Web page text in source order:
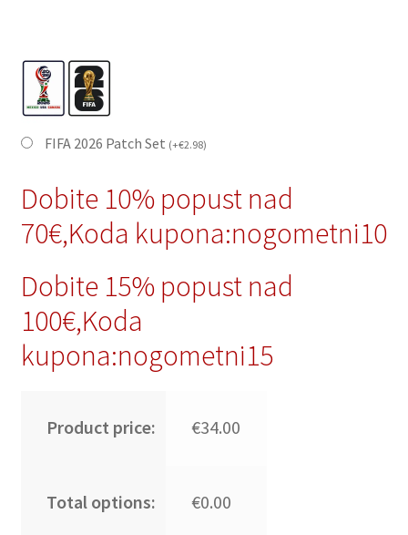
FIFA 2026 Patch Set (+€2.98)
Dobite 10% popust nad
70€,Koda kupona:nogometni10
Dobite 15% popust nad
100€,Koda
kupona:nogometni15
Product price: €34.00
Total options: €0.00